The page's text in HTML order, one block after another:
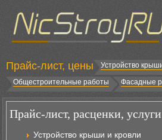
Прайс-лист, цены Устройство
Общестроительные работы
Фасадные
Прайс-лист, расценки, услуги
Устройство крыши и кровли